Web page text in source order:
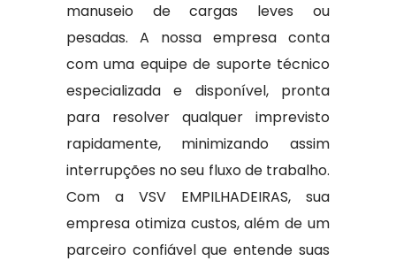
manuseio de cargas leves ou
pesadas. A nossa empresa conta
com uma equipe de suporte técnico
especializada e disponível, pronta
para resolver qualquer imprevisto
rapidamente, minimizando assim
interrupções no seu fluxo de trabalho.
Com a VSV EMPILHADEIRAS, sua
empresa otimiza custos, além de um
parceiro confiável que entende suas